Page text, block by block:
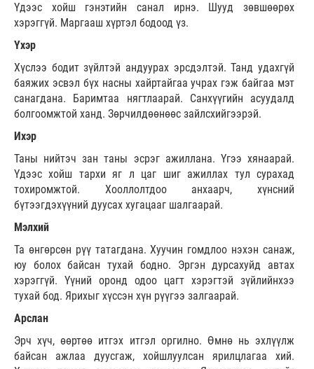
Үдээс хойш гэнэтийн санал ирнэ. Шууд зөвшөөрөх
хэрэггүй. Маргааш хүртэл бодоод үз.
Үхэр
Хүслээ бодит зүйлтэй андуурах эрсдэлтэй. Танд удахгүй
баяжих эсвэл бүх насны хайртайгаа учрах гэж байгаа мэт
санагдана. Баримтаа нягтлаарай. Санхүүгийн асуудалд
болгоомжтой ханд. Зөрчилдөөнөөс зайлсхийгээрэй.
Ихэр
Таны нийтэч зан таны эсрэг ажиллана. Үгээ хянаарай.
Үдээс хойш тархи яг л цаг шиг ажиллах тул сурахад
тохиромжтой. Хооллолтдоо анхаарч, хүнсний
бүтээгдэхүүний дуусах хугацааг шалгаарай.
Мэлхий
Та өнгөрсөн рүү татагдана. Хуучин гомдлоо нэхэн санаж,
юу болох байсан тухай бодно. Эргэн дурсахуйд автах
хэрэггүй. Үүний оронд одоо цагт хэрэгтэй зүйлийнхээ
тухай бод. Ярихыг хүссэн хүн рүүгээ залгаарай.
Арслан
Эрч хүч, өөртөө итгэх итгэл оргилно. Өмнө нь эхлүүлж
байсан ажлаа дуусгаж, хойшлуулсан ярилцлагаа хий.